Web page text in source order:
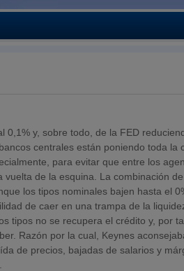
0,1% y, sobre todo, de la FED
centrales están poniendo toda la
para evitar que entre los
de la esquina. La combinación de
los tipos nominales bajen hasta el
de caer en una trampa de la
tipos no se recupera el crédito y, por
Razón por la cual, Keynes
de precios, bajadas de salarios y